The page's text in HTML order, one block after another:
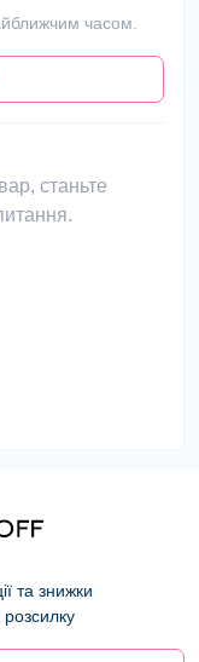
часом.
станьте
та знижки